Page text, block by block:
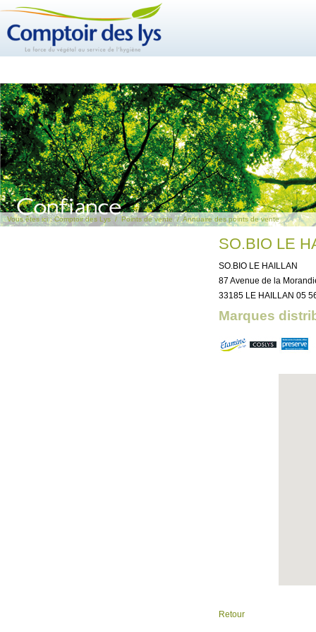
Vous êtes ici : Comptoir des Lys /Points de vente /Annuaire des points de vente
SO.BIO LE
SO.BIO LE HAILLAN
87 Avenue de la
33185 LE HAILLAN 05
Marques
Retour